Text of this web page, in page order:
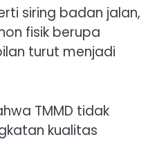
siring badan jalan,
fisik berupa
turut menjadi
TMMD tidak
kualitas